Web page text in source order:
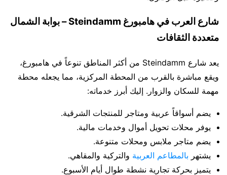
شارع العرب في هامبورغ Steindamm – بوابة الشمال
متعددة الثقافات
يعد شارع Steindamm من أكثر المناطق تنوعاً في هامبورغ،
ويقع مباشرة بالقرب من المحطة المركزية، مما يجعله محطة
مهمة للسكان والزوار. إليك أبرز خدماته:
يضم أسواقاً عربية ومتاجر للمنتجات الشرقية.
يوفر محلات تحويل أموال وخدمات مالية.
يضم متاجر ملابس ومحلات متنوعة.
يشتهر بالمطاعم العربية والتركية والمقاهي.
يتميز بحركة تجارية نشطة طوال أيام الأسبوع.